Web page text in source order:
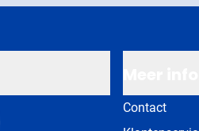
Contact